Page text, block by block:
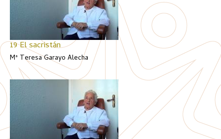
19 El sacristán
Mª Teresa Garayo Alecha